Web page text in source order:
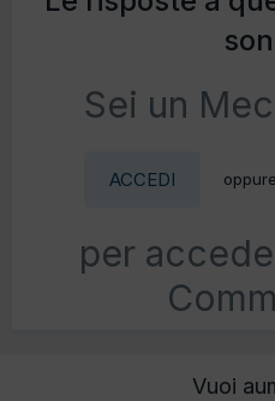
Sei un
ACCEDI oppure
per
Vuoi